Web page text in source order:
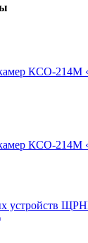
КСО-214М
КСО-214М
устройств